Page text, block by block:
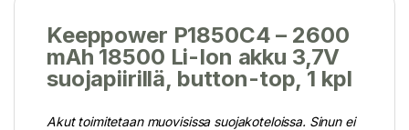
Keeppower P1850C4 – 2600
mAh 18500 Li-Ion akku 3,7V
suojapiirillä, button-top, 1 kpl
Akut toimitetaan muovisissa suojakoteloissa. Sinun ei